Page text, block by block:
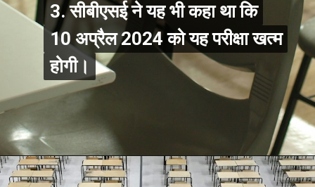
3. सीबीएसई ने यह भी कहा था कि
10 अप्रैल 2024 को यह परीक्षा खत्म
होगी।
3. सीबीएसई ने यह भी कहा था कि
10 अप्रैल 2024 को यह परीक्षा खत्म